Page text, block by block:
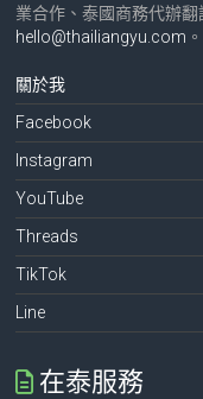
業合作、泰國商務代辦
hello@thailiangyu.com 。
關於我
Facebook
Instagram
YouTube
Threads
TikTok
Line
在泰服務